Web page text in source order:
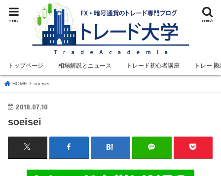
search
menu
トップページ 相場解説とニュース トレード初心者講座 トレード
HOME soeisei
2018.07.10
soeisei